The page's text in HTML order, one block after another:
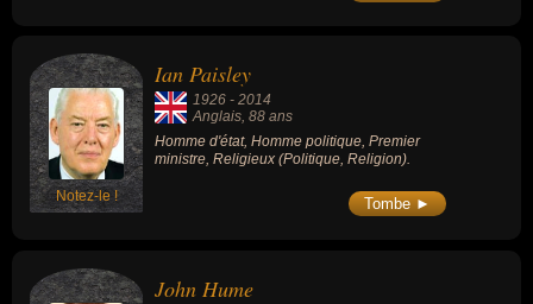
Notez-le !
Ian Paisley
1926 - 2014
Anglais, 88 ans
Homme d'état, Homme politique, Premier
ministre, Religieux (Politique, Religion).
Tombe ►
John Hume